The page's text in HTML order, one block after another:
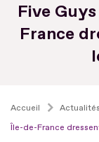
Five
France
Accueil
Île-de-France